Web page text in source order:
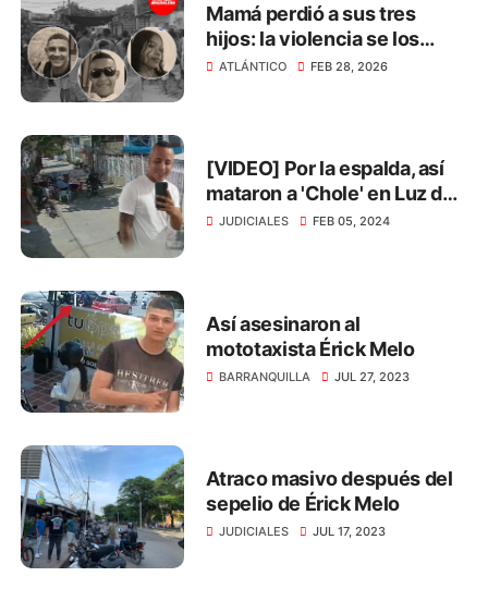
Mamá perdió a sus tres
hijos: la violencia se los
arrebató en menos de 3
ATLÁNTICO FEB 28, 2026
[VIDEO] Por la espalda, así
mataron a 'Chole' en Luz del
Mundo
JUDICIALES FEB 05, 2024
Así asesinaron al
mototaxista Érick Melo
BARRANQUILLA JUL 27, 2023
Atraco masivo después del
sepelio de Érick Melo
JUDICIALES JUL 17, 2023